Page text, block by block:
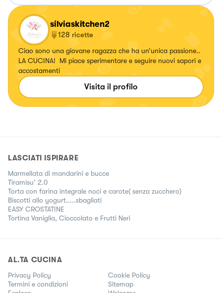
silviaskitchen2
128 ricette
Ciao sono una giovane ragazza che ha un’unica passione..
LA CUCINA! Mi piace sperimentare e seguire nuovi sapori e
accostamenti
Visita il profilo
LASCIATI ISPIRARE
Marmellata di mandarini e bucce
Tiramisu’ 2.0
Torta con farina integrale noci e carote( senza zucchero)
Biscotti allo yogurt.....sbagliati
EASY CROSTATINE
Tortina Vaniglia, Cioccolato e Frutti Neri
AL.TA CUCINA
Privacy Policy
Cookie Policy
Termini e condizioni
Sitemap